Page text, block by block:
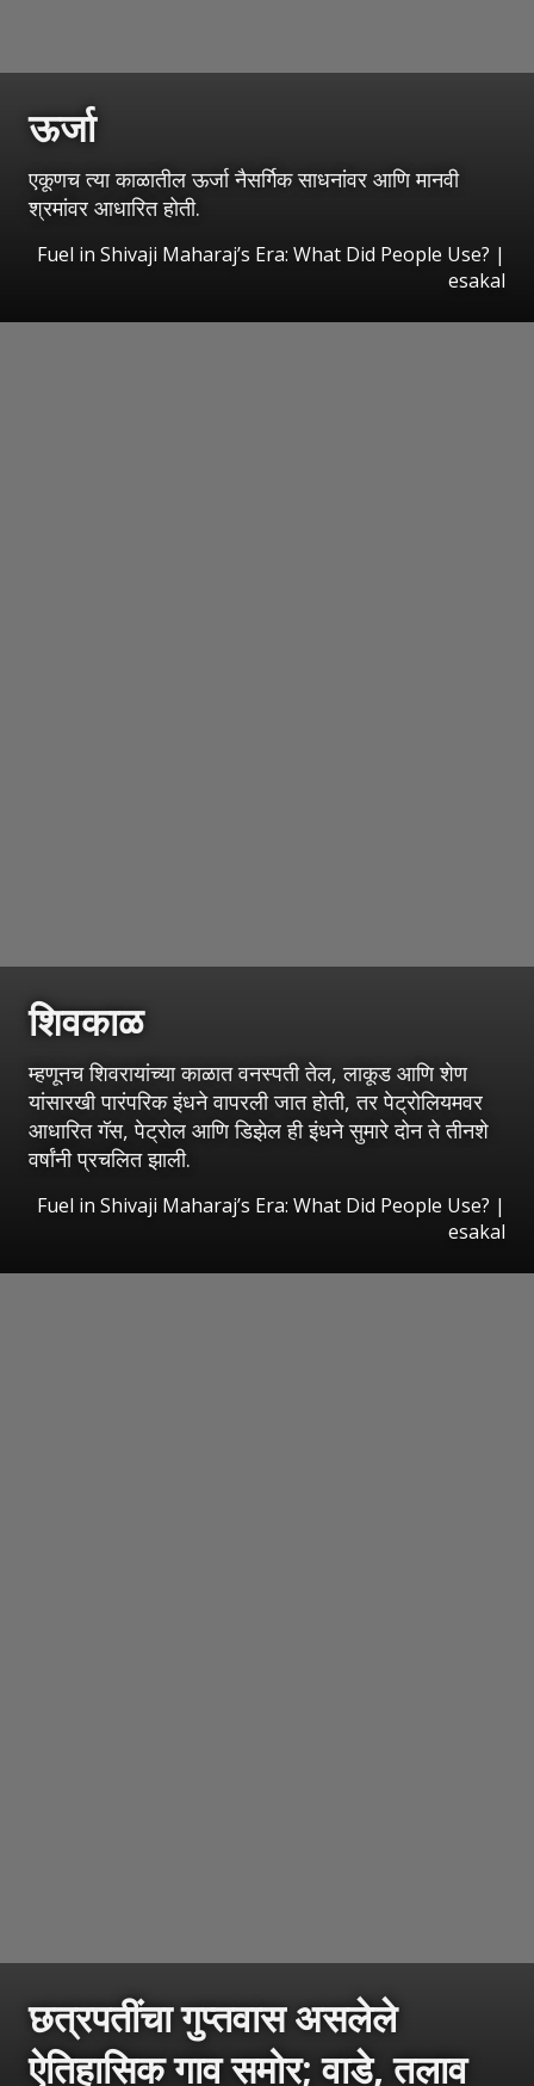
ऊर्जा
एकूणच त्या काळातील ऊर्जा नैसर्गिक साधनांवर आणि मानवी
श्रमांवर आधारित होती.
Fuel in Shivaji Maharaj’s Era: What Did People Use? |
esakal
शिवकाळ
म्हणूनच शिवरायांच्या काळात वनस्पती तेल, लाकूड आणि शेण
यांसारखी पारंपरिक इंधने वापरली जात होती, तर पेट्रोलियमवर
आधारित गॅस, पेट्रोल आणि डिझेल ही इंधने सुमारे दोन ते तीनशे
वर्षांनी प्रचलित झाली.
Fuel in Shivaji Maharaj’s Era: What Did People Use? |
esakal
छत्रपतींचा गुप्तवास असलेले
ऐतिहासिक गाव समोर; वाडे, तलाव